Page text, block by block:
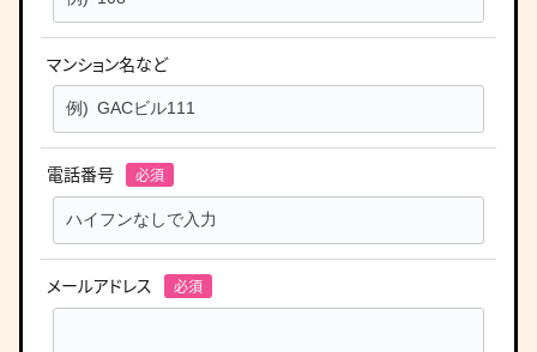
マンション名など
電話番号
メールアドレス